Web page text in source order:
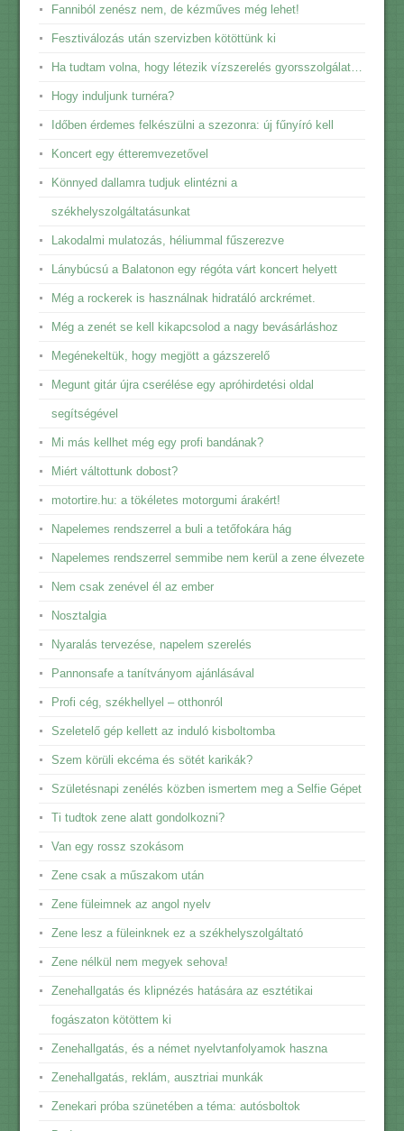
Fanniból zenész nem, de kézműves még lehet!
Fesztiválozás után szervizben kötöttünk ki
Ha tudtam volna, hogy létezik vízszerelés gyorsszolgálat…
Hogy induljunk turnéra?
Időben érdemes felkészülni a szezonra: új fűnyíró kell
Koncert egy étteremvezetővel
Könnyed dallamra tudjuk elintézni a
székhelyszolgáltatásunkat
Lakodalmi mulatozás, héliummal fűszerezve
Lánybúcsú a Balatonon egy régóta várt koncert helyett
Még a rockerek is használnak hidratáló arckrémet.
Még a zenét se kell kikapcsolod a nagy bevásárláshoz
Megénekeltük, hogy megjött a gázszerelő
Megunt gitár újra cserélése egy apróhirdetési oldal
segítségével
Mi más kellhet még egy profi bandának?
Miért váltottunk dobost?
motortire.hu: a tökéletes motorgumi árakért!
Napelemes rendszerrel a buli a tetőfokára hág
Napelemes rendszerrel semmibe nem kerül a zene élvezete
Nem csak zenével él az ember
Nosztalgia
Nyaralás tervezése, napelem szerelés
Pannonsafe a tanítványom ajánlásával
Profi cég, székhellyel – otthonról
Szeletelő gép kellett az induló kisboltomba
Szem körüli ekcéma és sötét karikák?
Születésnapi zenélés közben ismertem meg a Selfie Gépet
Ti tudtok zene alatt gondolkozni?
Van egy rossz szokásom
Zene csak a műszakom után
Zene füleimnek az angol nyelv
Zene lesz a füleinknek ez a székhelyszolgáltató
Zene nélkül nem megyek sehova!
Zenehallgatás és klipnézés hatására az esztétikai
fogászaton kötöttem ki
Zenehallgatás, és a német nyelvtanfolyamok haszna
Zenehallgatás, reklám, ausztriai munkák
Zenekari próba szünetében a téma: autósboltok